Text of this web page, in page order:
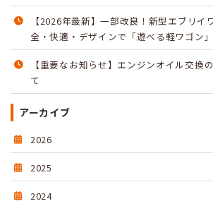
【2026年最新】一部改良！新型エブリイ
全・快適・デザインで「遊べる軽ワゴン
【重要なお知らせ】エンジンオイル交換
て
アーカイブ
2026
2025
2024